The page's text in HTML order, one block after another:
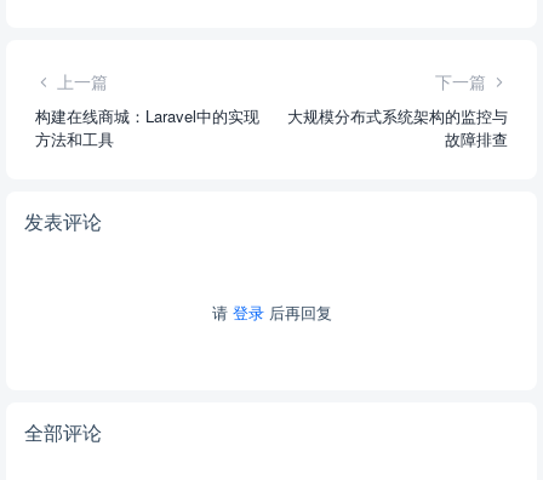
上一篇
构建在线商城：Laravel中的实现
方法和工具
下一篇
大规模分布式系统架构的监控与
故障排查
发表评论
请 登录后再回复
全部评论